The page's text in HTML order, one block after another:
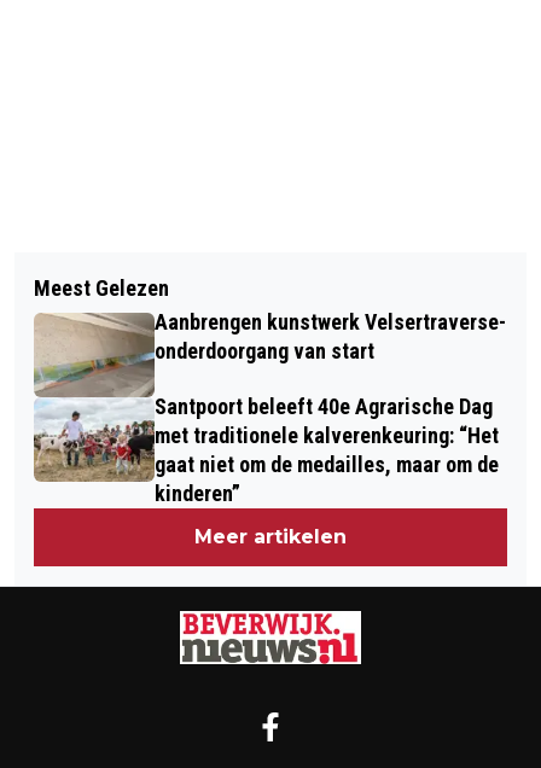
MARIËLLE BEENTJES OPENT NIEUWE
PRAKTIJKRUIMTE KEY2CHANGE
‘EEN AVOND MET MIJ’, RONALD
SNIJDERS DUS, IN HET KENNEMER
THEATER
Meest Gelezen
Aanbrengen kunstwerk Velsertraverse-
onderdoorgang van start
Santpoort beleeft 40e Agrarische Dag
met traditionele kalverenkeuring: “Het
gaat niet om de medailles, maar om de
kinderen”
Meer artikelen